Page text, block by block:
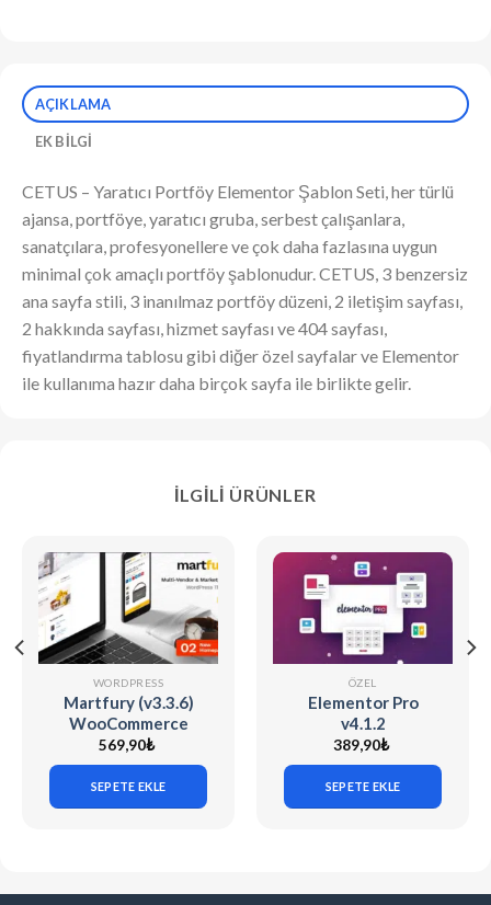
AÇIKLAMA
EK BILGI
CETUS – Yaratıcı Portföy Elementor Şablon Seti, her türlü
ajansa, portföye, yaratıcı gruba, serbest çalışanlara,
sanatçılara, profesyonellere ve çok daha fazlasına uygun
minimal çok amaçlı portföy şablonudur. CETUS, 3 benzersiz
ana sayfa stili, 3 inanılmaz portföy düzeni, 2 iletişim sayfası,
2 hakkında sayfası, hizmet sayfası ve 404 sayfası,
fiyatlandırma tablosu gibi diğer özel sayfalar ve Elementor
ile kullanıma hazır daha birçok sayfa ile birlikte gelir.
İLGILI ÜRÜNLER
WORDPRESS
Martfury (v3.3.6)
WooCommerce
Marketplace
WordPress Theme
569,90₺
SEPETE EKLE
ÖZEL
Elementor Pro
v4.1.2
389,90₺
SEPETE EKLE